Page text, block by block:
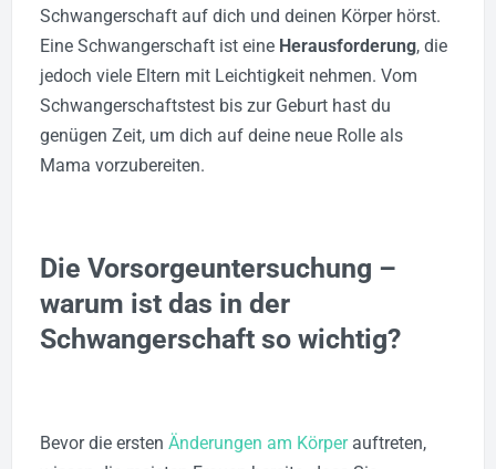
Schwangerschaft auf dich und deinen Körper hörst.
Eine Schwangerschaft ist eine Herausforderung, die
jedoch viele Eltern mit Leichtigkeit nehmen. Vom
Schwangerschaftstest bis zur Geburt hast du
genügen Zeit, um dich auf deine neue Rolle als
Mama vorzubereiten.
Die Vorsorgeuntersuchung –
warum ist das in der
Schwangerschaft so wichtig?
Bevor die ersten Änderungen am Körperauftreten,